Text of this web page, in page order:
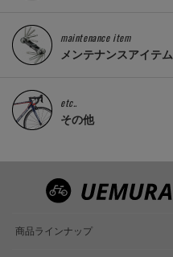
maintenance item
メンテナンスアイテム
etc..
その他
商品ラインナップ